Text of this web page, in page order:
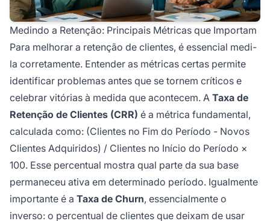
Medindo a Retenção: Principais Métricas que Importam
Para melhorar a retenção de clientes, é essencial medi-
la corretamente. Entender as métricas certas permite
identificar problemas antes que se tornem críticos e
celebrar vitórias à medida que acontecem. A Taxa de
Retenção de Clientes (CRR) é a métrica fundamental,
calculada como: (Clientes no Fim do Período - Novos
Clientes Adquiridos) / Clientes no Início do Período ×
100. Esse percentual mostra qual parte da sua base
permaneceu ativa em determinado período. Igualmente
importante é a Taxa de Churn, essencialmente o
inverso: o percentual de clientes que deixam de usar